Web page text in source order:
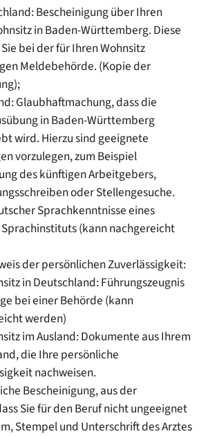
Bescheinigung über Ihren
in Baden-Württemberg. Diese
bei der für Ihren Wohnsitz
Meldebehörde. (Kopie der
Glaubhaftmachung, dass die
in Baden-Württemberg
wird. Hierzu sind geeignete
vorzulegen, zum Beispiel
des künftigen Arbeitgebers,
oder Stellengesuche.
Sprachkenntnisse eines
(kann nachgereicht
der persönlichen Zuverlässigkeit:
in Deutschland: Führungszeugnis
bei einer Behörde (kann
werden)
im Ausland: Dokumente aus Ihrem
die Ihre persönliche
nachweisen.
Bescheinigung, aus der
Sie für den Beruf nicht ungeeignet
Stempel und Unterschrift des Arztes